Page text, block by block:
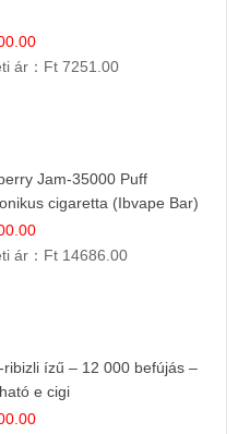
ár： Ft 7251.00
Jam-35000 Puff
cigaretta (Ibvape Bar)
ár： Ft 14686.00
ribizli ízű – 12 000 befújás –
e cigi